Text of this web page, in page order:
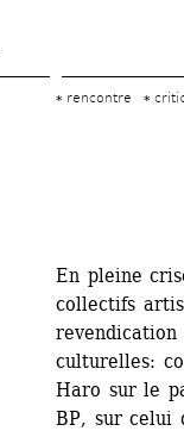
rencontre
En pleine
collectifs
revendication
culturelles:
Haro sur le
BP, sur celui